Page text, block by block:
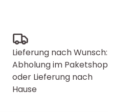
Lieferung nach Wunsch:
Abholung im Paketshop
oder Lieferung nach
Hause